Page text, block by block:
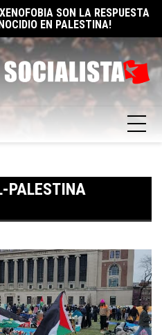
EN PALESTINA!
RAZONES PARA SER
PALESTINA